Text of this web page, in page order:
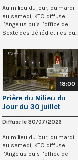
Au milieu du jour, du mardi
au samedi, KTO diffuse
l’Angelus puis l’office de
Sexte des Bénédictines du
18:00
Prière du Milieu du
Jour du 30 juillet
2026 au Sacré-Coeur
de Montmartre
Diffusé le 30/07/2026
Au milieu du jour, du mardi
au samedi, KTO diffuse
l’Angelus puis l’office de